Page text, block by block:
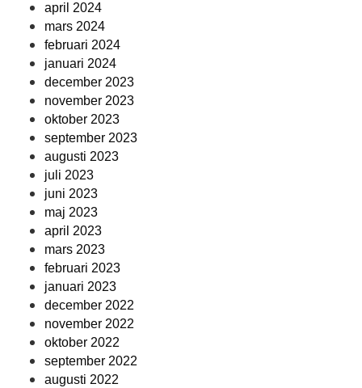
april 2024
mars 2024
februari 2024
januari 2024
december 2023
november 2023
oktober 2023
september 2023
augusti 2023
juli 2023
juni 2023
maj 2023
april 2023
mars 2023
februari 2023
januari 2023
december 2022
november 2022
oktober 2022
september 2022
augusti 2022